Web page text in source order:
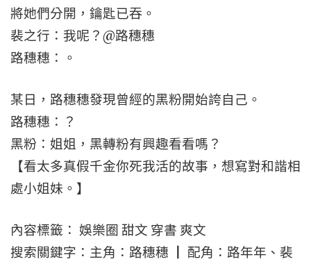
將她們分開，鑰匙已吞。
裴之行：我呢？@路穗穗
路穗穗：。
某日，路穗穗發現曾經的黑粉開始誇自己。
路穗穗：？
黑粉：姐姐，黑轉粉有興趣看看嗎？
【看太多真假千金你死我活的故事，想寫對和諧相
處小姐妹。】
內容標籤： 娛樂圈 甜文 穿書 爽文
搜索關鍵字：主角：路穗穗 ┃ 配角：路年年、裴